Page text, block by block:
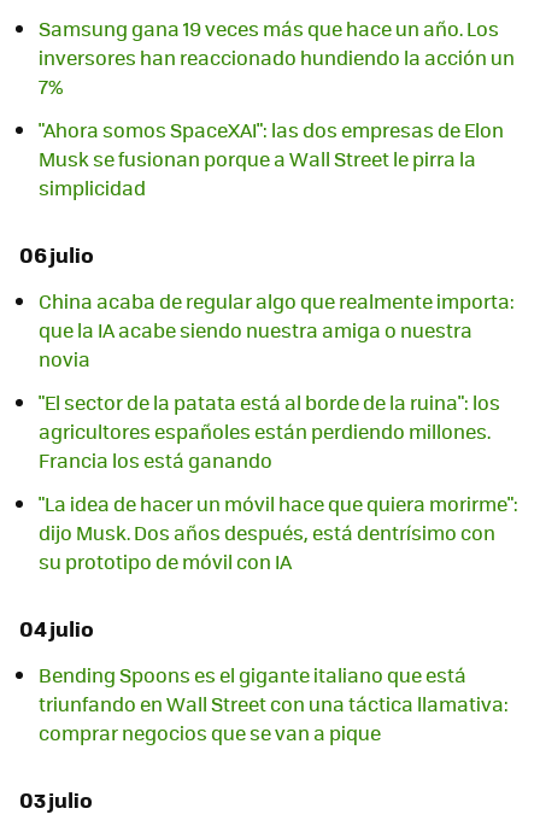
Samsung gana 19 veces más que hace un año. Los
inversores han reaccionado hundiendo la acción un
7%
"Ahora somos SpaceXAI": las dos empresas de Elon
Musk se fusionan porque a Wall Street le pirra la
simplicidad
06 julio
China acaba de regular algo que realmente importa:
que la IA acabe siendo nuestra amiga o nuestra
novia
"El sector de la patata está al borde de la ruina": los
agricultores españoles están perdiendo millones.
Francia los está ganando
"La idea de hacer un móvil hace que quiera morirme":
dijo Musk. Dos años después, está dentrísimo con
su prototipo de móvil con IA
04 julio
Bending Spoons es el gigante italiano que está
triunfando en Wall Street con una táctica llamativa:
comprar negocios que se van a pique
03 julio